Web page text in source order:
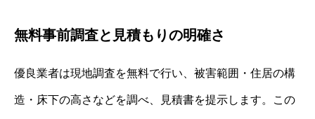
無料事前調査と見積もりの明確さ
優良業者は現地調査を無料で行い、被害範囲・住居の構
造・床下の高さなどを調べ、見積書を提示します。この